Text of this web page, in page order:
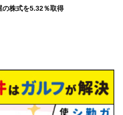
の株式を5.32％取得